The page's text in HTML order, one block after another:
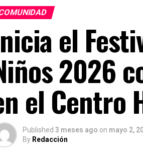
el
2026
el Centro
Published 3 meses ago on mayo 2,
By Redacción